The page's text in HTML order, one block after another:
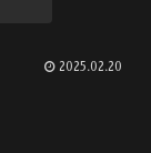
2025.02.20